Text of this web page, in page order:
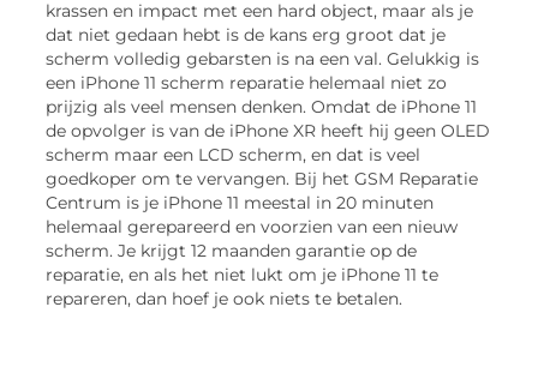
krassen en impact met een hard object, maar als je
dat niet gedaan hebt is de kans erg groot dat je
scherm volledig gebarsten is na een val. Gelukkig is
een iPhone 11 scherm reparatie helemaal niet zo
prijzig als veel mensen denken. Omdat de iPhone 11
de opvolger is van de iPhone XR heeft hij geen OLED
scherm maar een LCD scherm, en dat is veel
goedkoper om te vervangen. Bij het GSM Reparatie
Centrum is je iPhone 11 meestal in 20 minuten
helemaal gerepareerd en voorzien van een nieuw
scherm. Je krijgt 12 maanden garantie op de
reparatie, en als het niet lukt om je iPhone 11 te
repareren, dan hoef je ook niets te betalen.